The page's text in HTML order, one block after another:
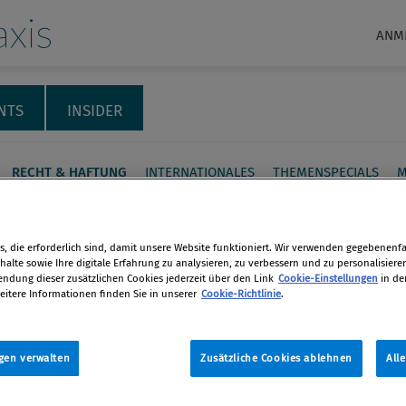
INSIDER
RECHT & HAFTUNG INTERNATIONALES THEMENSPECIALS
EU-
als
für Banken
kommen auf die
die erforderlich sind, damit unsere Website funktioniert. Wir verwenden
sowie Ihre digitale Erfahrung zu analysieren, zu verbessern und zu
dieser zusätzlichen Cookies jederzeit über den Link Cookie-Einstellungen in
Informationen finden Sie in unserer Cookie-Richtlinie.
Zusätzliche Cookies ablehnen
verwalten